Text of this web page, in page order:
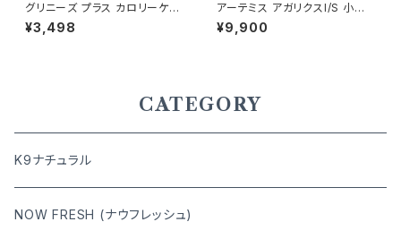
グリニーズ プラス カロリーケア
超小型犬用 ミニ 1.3〜4kg 90
本入り 4902397845959
¥3,498
アーテミス アガリクスI/S 小粒
6.8kg
¥9,900
CATEGORY
K9ナチュラル
NOW FRESH (ナウフレッシュ)